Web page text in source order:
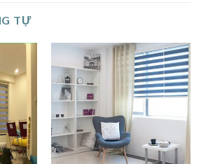
TỰ